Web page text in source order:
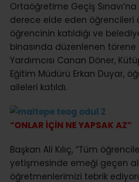
Ortaöğretime Geçiş
derece elde eden öğrencileri
öğrencinin katıldığı ve
binasında düzenlenen törene
Yardımcısı Canan Döner,
Eğitim Müdürü Erkan Duyar,
aileleri katıldı.
“ONLAR İÇİN NE YAPSAK AZ”
Başkan Ali Kılıç, “Tüm
yetişmesinde emeği geçen
öğretmenlerimizi tebrik